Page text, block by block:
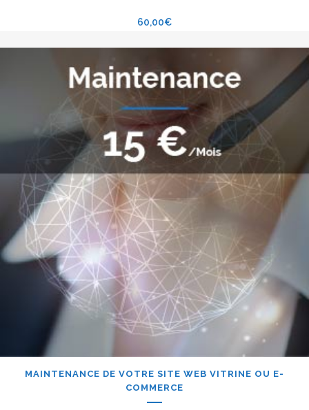
60,00€
MAINTENANCE DE VOTRE SITE WEB VITRINE OU E-
COMMERCE